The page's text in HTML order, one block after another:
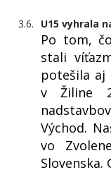
3.6. U15 vyhrala
Po tom,
stali
potešila aj
v Žiline
Východ.
vo
Slovenska.